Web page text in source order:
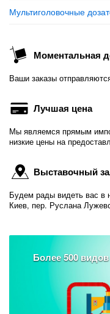
Мультиголовочные
Моментальная
Ваши заказы
Лучшая цена
Мы являемся прямым
низкие цены на
Выставочный
Будем рады видеть вас в
Киев, пер. Руслана
Более 500